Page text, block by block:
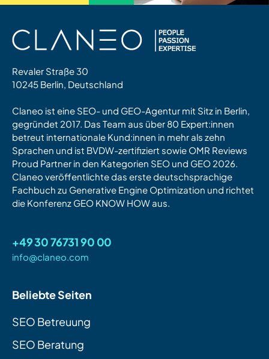
Revaler Straße 30
10245 Berlin, Deutschland
Claneo ist eine SEO- und GEO-Agentur mit Sitz in Berlin,
gegründet 2017. Das Team aus über 80 Expert:innen
betreut internationale Kund:innen in mehr als zehn
Sprachen und ist BVDW-zertifiziert sowie OMR Reviews
Proud Partner in den Kategorien SEO und GEO 2026.
Claneo veröffentlichte das erste deutschsprachige
Fachbuch zu Generative Engine Optimization und richtet
die Konferenz GEO KNOW HOW aus.
+49 30 76731 90 00
info@claneo.com
Beliebte Seiten
SEO Betreuung
SEO Beratung